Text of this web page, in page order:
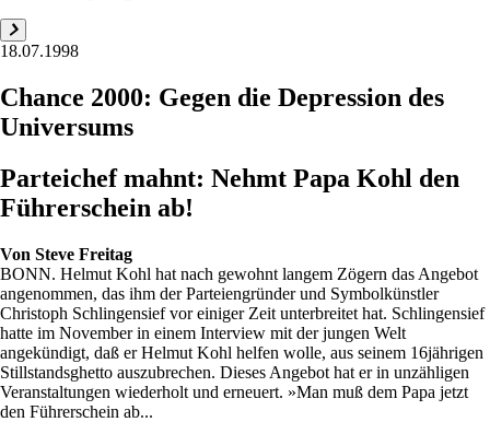
18.07.1998
Chance 2000: Gegen die Depression des
Universums
Parteichef mahnt: Nehmt Papa Kohl den
Führerschein ab!
Von Steve Freitag
BONN. Helmut Kohl hat nach gewohnt langem Zögern das Angebot
angenommen, das ihm der Parteiengründer und Symbolkünstler
Christoph Schlingensief vor einiger Zeit unterbreitet hat. Schlingensief
hatte im November in einem Interview mit der jungen Welt
angekündigt, daß er Helmut Kohl helfen wolle, aus seinem 16jährigen
Stillstandsghetto auszubrechen. Dieses Angebot hat er in unzähligen
Veranstaltungen wiederholt und erneuert. »Man muß dem Papa jetzt
den Führerschein ab...